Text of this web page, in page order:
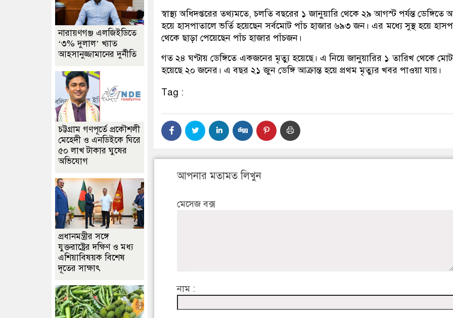
স্বাস্থ্য অধিদপ্তরের তথ্যমতে, চলতি বছরের ১ জানুয়ারি থেকে ২৯ আগস্ট পর্যন্ত ডেঙ্গিতে
হয়ে হাসপাতালে ভর্তি হয়েছেন সর্বমোট পাঁচ হাজার ৬৯৩ জন। এর মধ্যে সুস্থ হয়ে
থেকে ছাড়া পেয়েছেন পাঁচ হাজার পাঁচজন।
গত ২৪ ঘণ্টায় ডেঙ্গিতে একজনের মৃত্যু হয়েছে। এ নিয়ে জানুয়ারির ১ তারিখ থেকে
হয়েছে ২০ জনের। এ বছর ২১ জুন ডেঙ্গি আক্রান্ত হয়ে প্রথম মৃত্যুর খবর পাওয়া যায়।
Tag :
আপনার মতামত লিখুন
মেসেজ বক্স
নাম :
নারায়ণগঞ্জ এলজিইডিতে
‘৩% দুলাল’ খ্যাত
আহসানুজ্জামানের দুর্নীতি
চট্টগ্রাম গণপূর্তে প্রকৌশলী
মেহেদী ও এনডিইকে ঘিরে
৫০ লাখ টাকার ঘুষের
অভিযোগ
প্রধানমন্ত্রীর সঙ্গে
যুক্তরাষ্ট্রের দক্ষিণ ও মধ্য
এশিয়াবিষয়ক বিশেষ
দূতের সাক্ষাৎ